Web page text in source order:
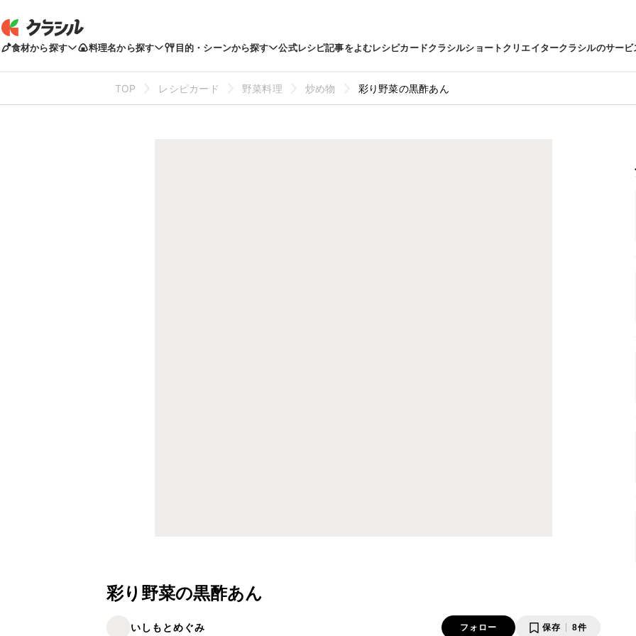
食材から探す 料理名から探す 目的・シーンから探す 公式レシピ記事をよむレシピカードクラシルショートクリエイタークラシルのサービ
TOP レシピカード 野菜料理 炒め物 彩り野菜の黒酢あん
彩り野菜の黒酢あん
いしもとめぐみ フォロー 保存 8件